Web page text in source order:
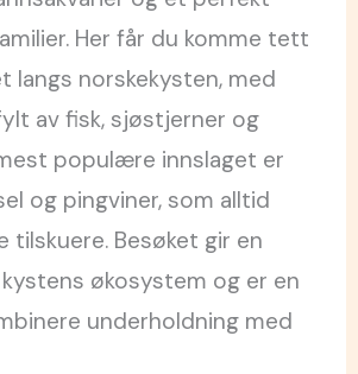
Her får du komme tett
langs norskekysten, med
av fisk, sjøstjerner og
populære innslaget er
og pingviner, som alltid
tilskuere. Besøket gir en
økosystem og er en
underholdning med